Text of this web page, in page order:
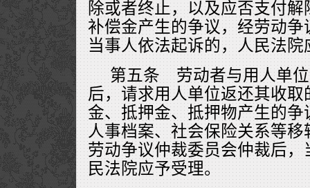
除或者终止，以及应否支付
补偿金产生的争议，经劳动
当事人依法起诉的，人民法院
第五条 劳动者与用人单
后，请求用人单位返还其收
金、抵押金、抵押物产生的
人事档案、社会保险关系等
劳动争议仲裁委员会仲裁后
民法院应予受理。